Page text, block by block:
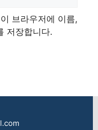
브라우저에 이름,
저장합니다.